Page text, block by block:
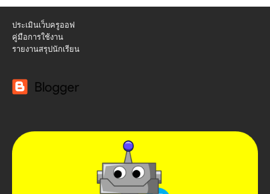
ประเมินเว็บครูออฟ
คู่มือการใช้งาน
รายงานสรุปนักเรียน